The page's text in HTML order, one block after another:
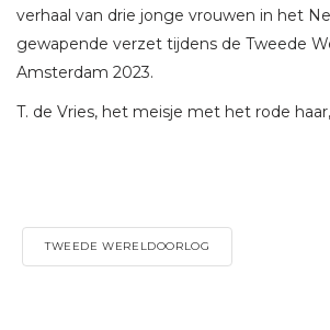
verhaal van drie jonge vrouwen in het
gewapende verzet tijdens de Tweede
Amsterdam 2023.
T. de Vries, het meisje met het rode
TWEEDE WERELDOORLOG